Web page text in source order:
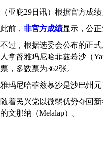
（亚庇29日讯）根据官方成
此前， 非官方成绩显示，公正
不过，根据选委会公布的正
人拿督雅玛尼哈菲兹慕沙（
票，多数票为362张。
雅玛尼哈菲兹慕沙是沙巴州元
随着民兴党以微弱优势夺回
的文那纳（Melalap）。